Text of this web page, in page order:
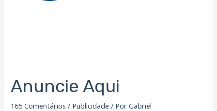
Anuncie Aqui
165 Comentários / Publicidade / PorGabriel